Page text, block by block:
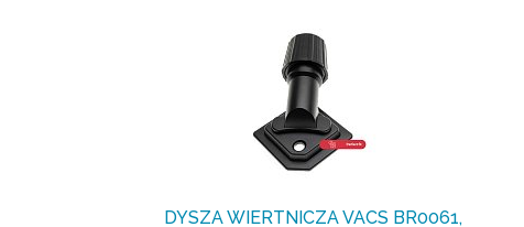
DYSZA WIERTNICZA VACS BR0061,